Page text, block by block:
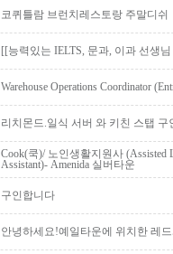
코퀴틀람 브런치레스토랑 주말디쉬
[[능력있는 IELTS, 문과, 이과 선생
Warehouse Operations Coordinator
리치몬드.일식 서버 와 키친 스탭 구
Cook(쿡)/ 노인생활지원사 (Assisted
Assistant)- Amenida 실버타운
구인합니다
안녕하세요!예일타운에 위치한 레